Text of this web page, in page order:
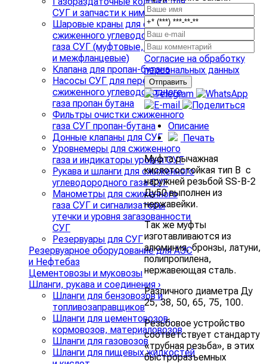
СУГ и запчасти к ним
Шаровые краны для слива
сжиженного углеводородного
газа СУГ (муфтовые, фланцевые
и межфланцевые)
Клапана для пропан-бутана
Насосы СУГ для перекачки
сжиженного углеводородного
газа пропан бутана
Фильтры очистки сжиженного
газа СУГ пропан-бутана
Донные клапаны для СУГ
Уровнемеры для сжиженного
газа и индикаторы уровня СУГ
Рукава и шланги для сжиженного
углеводородного газа СУГ
Манометры для сжиженного
газа СУГ и сигнализаторы
утечки и уровня загазованности
СУГ
Резервуары для СУГ
Резервуарное оборудование для АЗС
и Нефтебаз
Цементовозы и муковозы
Шланги, рукава и соединения ›
Шланги для бензовозов и
топливозаправщиков
Шланги для цементовозов,
кормовозов, материаловозов
Шланги для газовозов
Шланги для пищевых жидкостей
Согласие на обработку
персональных данных
Описание
Печать
Муфта рычажная
кислотостойкая тип В с
наружней резьбой SS-В-2
Ду50 выполнен из
нержавейки.
Так же муфты
изготавливаются из
алюминия, бронзы, латуни,
полипропилена,
нержавеющая сталь.
Различного диаметра Ду
25, 38, 50, 65, 75, 100.
Резьбовое устройство
соответствует стандарту
«трубная резьба», в этих
быстроразъемных